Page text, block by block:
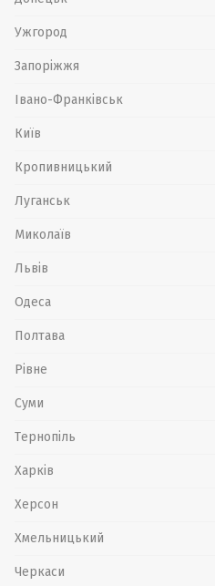
Ужгород
Запоріжжя
Івано-Франківськ
Київ
Кропивницький
Луганськ
Миколаїв
Львів
Одеса
Полтава
Рівне
Суми
Тернопіль
Харків
Херсон
Хмельницький
Черкаси